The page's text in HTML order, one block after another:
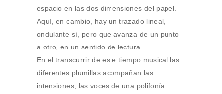
espacio en las dos dimensiones del papel.
Aquí, en cambio, hay un trazado lineal,
ondulante sí, pero que avanza de un punto
a otro, en un sentido de lectura.
En el transcurrir de este tiempo musical las
diferentes plumillas acompañan las
intensiones, las voces de una polifonía